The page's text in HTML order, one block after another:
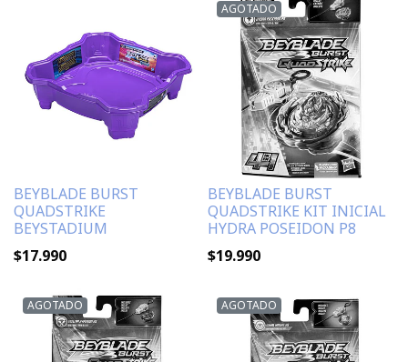
BEYBLADE BURST
QUADSTRIKE
BEYSTADIUM
$17.990
AGOTADO
BEYBLADE BURST
QUADSTRIKE KIT INICIAL
HYDRA POSEIDON P8
$19.990
AGOTADO AGOTADO